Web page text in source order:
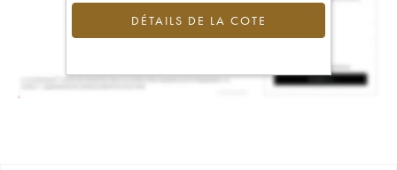
DÉTAILS DE LA COTE